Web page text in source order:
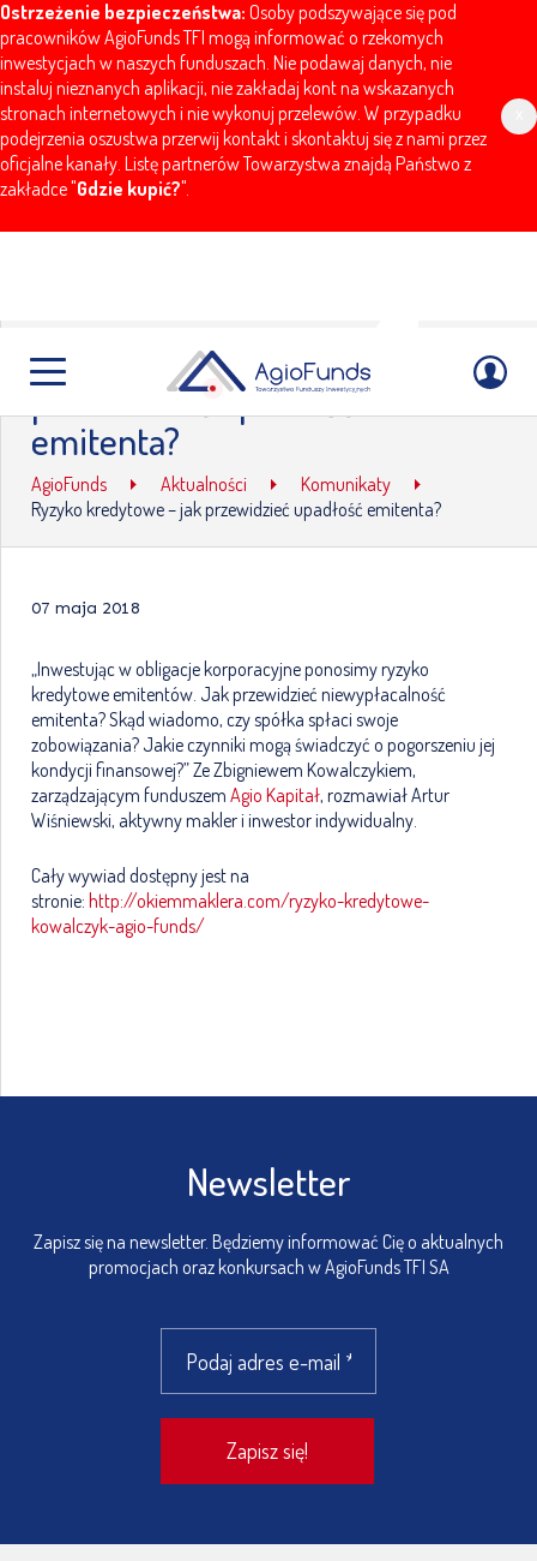
Ostrzeżenie bezpieczeństwa: Osoby podszywające się pod
pracowników AgioFunds TFI mogą informować o rzekomych
inwestycjach w naszych funduszach. Nie podawaj danych, nie
instaluj nieznanych aplikacji, nie zakładaj kont na wskazanych
stronach internetowych i nie wykonuj przelewów. W przypadku
podejrzenia oszustwa przerwij kontakt i skontaktuj się z nami przez
oficjalne kanały. Listę partnerów Towarzystwa znajdą Państwo z
zakładce "Gdzie kupić?".
Ryzyko kredytowe – jak
przewidzieć upadłość
emitenta?
AgioFunds Aktualności
Komunikaty
Ryzyko kredytowe – jak przewidzieć upadłość emitenta?
07 maja 2018
„Inwestując w obligacje korporacyjne ponosimy ryzyko
kredytowe emitentów. Jak przewidzieć niewypłacalność
emitenta? Skąd wiadomo, czy spółka spłaci swoje
zobowiązania? Jakie czynniki mogą świadczyć o pogorszeniu jej
kondycji finansowej?” Ze Zbigniewem Kowalczykiem,
zarządzającym funduszem Agio Kapitał, rozmawiał Artur
Wiśniewski, aktywny makler i inwestor indywidualny.
Cały wywiad dostępny jest na
stronie: http://okiemmaklera.com/ryzyko-kredytowe-
kowalczyk-agio-funds/
Newsletter
Zapisz się na newsletter. Będziemy informować Cię o aktualnych
promocjach oraz konkursach w AgioFunds TFI SA